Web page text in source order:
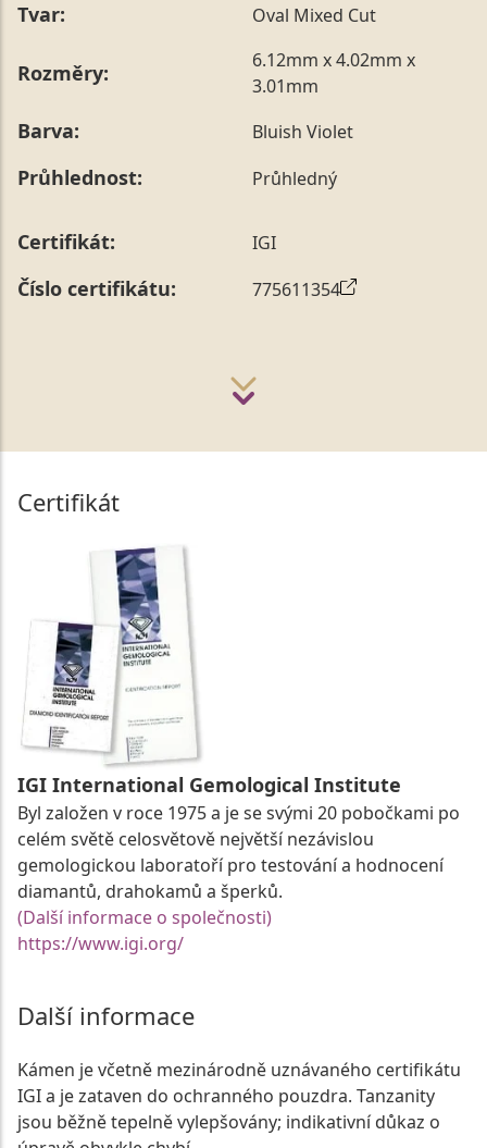
Tvar: Oval Mixed Cut
Rozměry:
6.12mm x 4.02mm x
3.01mm
Barva: Bluish Violet
Průhlednost: Průhledný
Certifikát: IGI
Číslo certifikátu: 775611354
Certifikát
IGI International Gemological Institute
Byl založen v roce 1975 a je se svými 20 pobočkami po
celém světě celosvětově největší nezávislou
gemologickou laboratoří pro testování a hodnocení
diamantů, drahokamů a šperků.
(Další informace o společnosti)
https://www.igi.org/
Další informace
Kámen je včetně mezinárodně uznávaného certifikátu
IGI a je zataven do ochranného pouzdra. Tanzanity
jsou běžně tepelně vylepšovány; indikativní důkaz o